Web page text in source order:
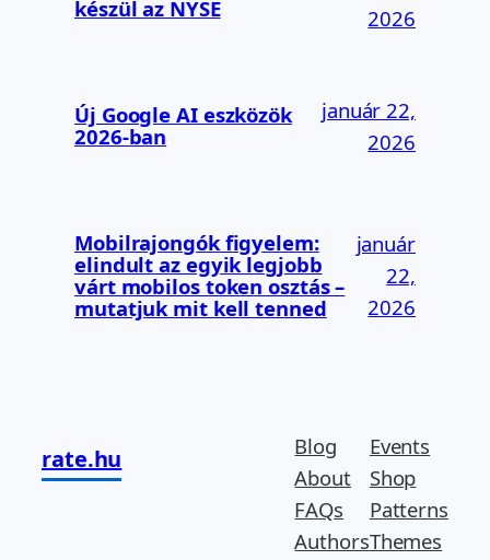
készül az NYSE
2026
Új Google AI eszközök
2026-ban
január 22,
2026
Mobilrajongók figyelem:
elindult az egyik legjobb
várt mobilos token osztás –
mutatjuk mit kell tenned
január
22,
2026
rate.hu
Blog
About
FAQs
Authors
Events
Shop
Patterns
Themes